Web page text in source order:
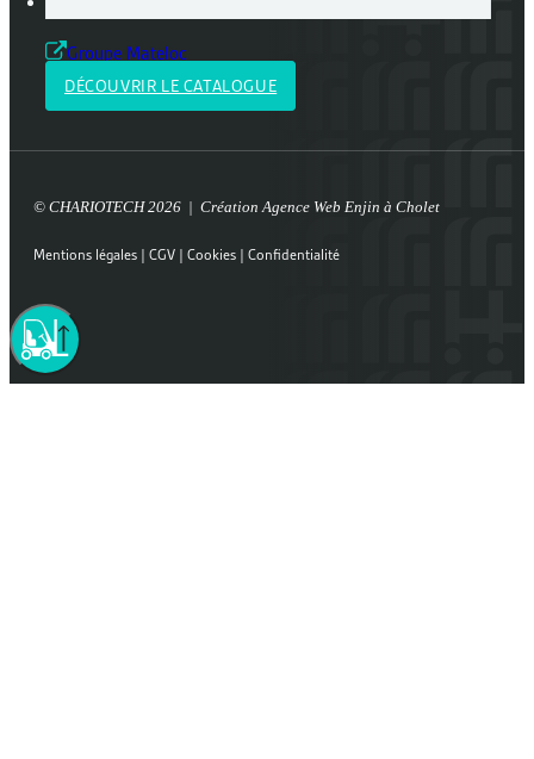
Groupe Mateloc
DÉCOUVRIR LE CATALOGUE
© CHARIOTECH 2026 | Création Agence Web Enjin à Cholet
Mentions légales | CGV | Cookies | Confidentialité